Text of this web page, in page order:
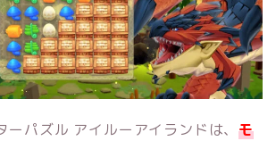
ーパズル アイルーアイランドは、モ